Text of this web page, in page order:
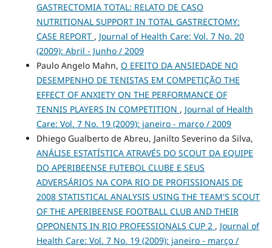
GASTRECTOMIA TOTAL: RELATO DE CASO
NUTRITIONAL SUPPORT IN TOTAL GASTRECTOMY:
CASE REPORT , Journal of Health Care: Vol. 7 No. 20
(2009): Abril - Junho / 2009
Paulo Angelo Mahn, O EFEITO DA ANSIEDADE NO
DESEMPENHO DE TENISTAS EM COMPETIÇÃO THE
EFFECT OF ANXIETY ON THE PERFORMANCE OF
TENNIS PLAYERS IN COMPETITION , Journal of Health
Care: Vol. 7 No. 19 (2009): janeiro - março / 2009
Dhiego Gualberto de Abreu, Janilto Severino da Silva,
ANÁLISE ESTATÍSTICA ATRAVÉS DO SCOUT DA EQUIPE
DO APERIBEENSE FUTEBOL CLUBE E SEUS
ADVERSÁRIOS NA COPA RIO DE PROFISSIONAIS DE
2008 STATISTICAL ANALYSIS USING THE TEAM'S SCOUT
OF THE APERIBEENSE FOOTBALL CLUB AND THEIR
OPPONENTS IN RIO PROFESSIONALS CUP 2 , Journal of
Health Care: Vol. 7 No. 19 (2009): janeiro - março /